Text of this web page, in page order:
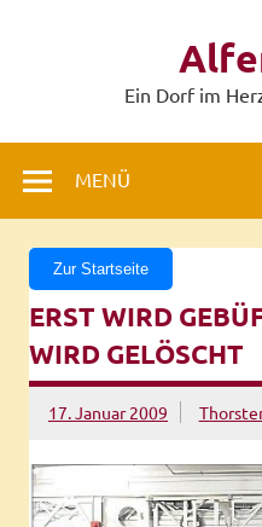
Ein Dorf im
MENÜ
Zur Startseite
ERST WIRD
WIRD GELÖSCHT
17. Januar 2009